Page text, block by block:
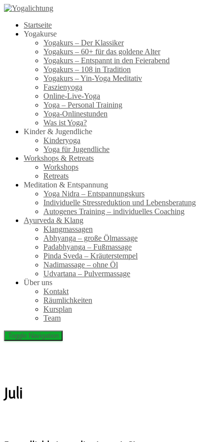
Startseite
Yogakurse
Yogakurs – Der Klassiker
Yogakurs – 60+ für das goldene Alter
Yogakurs – Entspannt in den Feierabend
Yogakurs – 108 in Tradition
Yogakurs – Yin-Yoga Meditativ
Faszienyoga
Online-Live-Yoga
Yoga – Personal Training
Yoga-Onlinestunden
Was ist Yoga?
Kinder & Jugendliche
Kinderyoga
Yoga für Jugendliche
Workshops & Retreats
Workshops
Retreats
Meditation & Entspannung
Yoga Nidra – Entspannungskurs
Individuelle Stressreduktion und Lebensberatung
Autogenes Training – individuelles Coaching
Ayurveda & Klang
Klangmassagen
Abhyanga – große Ölmassage
Padabhyanga – Fußmassage
Pinda Sveda – Kräuterstempel
Nadimassage – ohne Öl
Udvartana – Pulvermassage
Über uns
Kontakt
Räumlichkeiten
Kursplan
Team
Toggle Navigation
Juli